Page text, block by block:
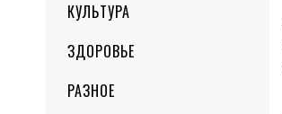
КУЛЬТУРА
ЗДОРОВЬЕ
РАЗНОЕ